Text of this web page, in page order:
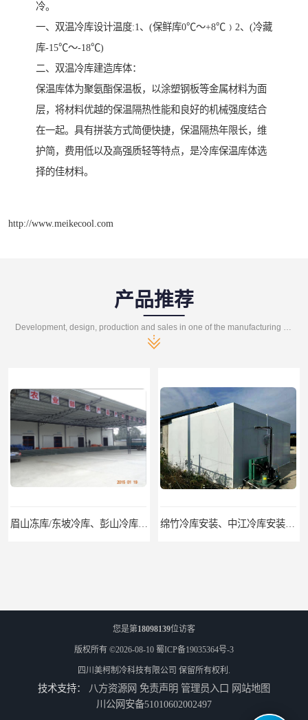
冷。
一、双温冷库设计温度:1、(保鲜库0℃～+8℃﹚2、(冷藏
库-15℃～-18℃)
二、双温冷库建造库体：
保温库体为聚氨酯保温板，以涂塑钢板等金属材料为面
层，将材料优越的保温隔热性能和良好的机械强度结合
在一起。具有拼装方式简便快捷，保温隔热年限长，维
护简，费用低以及高强质轻等特点，是冷库保温库体选
择的佳材料。
http://www.meikecool.com
产品推荐
德阳旌阳区冷库、广汉冷库安装、什邡冷冻库报价
您是第18098139位访客
版权所有 ©2026-08-10 蜀ICP备19035364号-3
四川美柯制冷科技有限公司 保留所有权利.
技术支持： 八方资源网 免责声明 管理员入口 网站地图
川公网安备51010602002497